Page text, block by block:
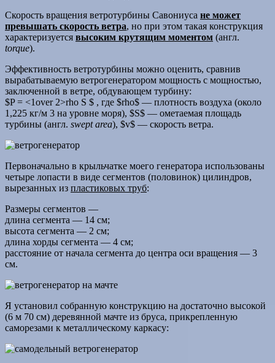
Скорость вращения ветротурбины Савониуса не может
превышать скорость ветра, но при этом такая конструкция
характеризуется высоким крутящим моментом (англ.
torque).
Эффективность ветротурбины можно оценить, сравнив
вырабатываемую ветрогенератором мощность с мощностью,
заключенной в ветре, обдувающем турбину:
$P = <1over 2>rho S $ , где $rho$ — плотность воздуха (около
1,225 кг/м 3 на уровне моря), $S$ — ометаемая площадь
турбины (англ. swept area), $v$ — скорость ветра.
Первоначально в крыльчатке моего генератора использованы
четыре лопасти в виде сегментов (половинок) цилиндров,
вырезанных из пластиковых труб:
Размеры сегментов —
длина сегмента — 14 см;
высота сегмента — 2 см;
длина хорды сегмента — 4 см;
расстояние от начала сегмента до центра оси вращения — 3
см.
Я установил собранную конструкцию на достаточно высокой
(6 м 70 см) деревянной мачте из бруса, прикрепленную
саморезами к металлическому каркасу: